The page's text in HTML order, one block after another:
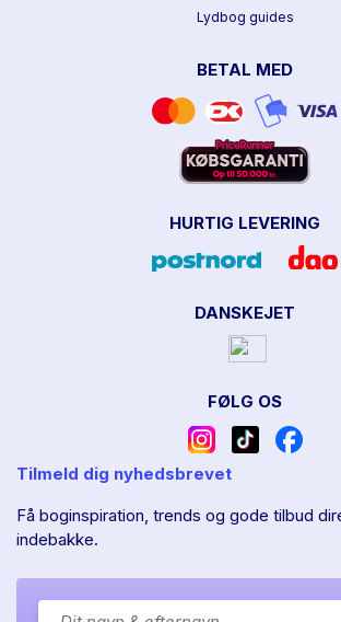
Lydbog guides
BETAL MED
HURTIG LEVERING
DANSKEJET
FØLG OS
Tilmeld dig nyhedsbrevet
Få boginspiration, trends og gode tilbud
indebakke.